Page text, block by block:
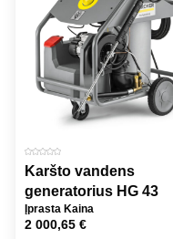
Karšto vandens
generatorius HG 43
Įprasta Kaina
2 000,65 €